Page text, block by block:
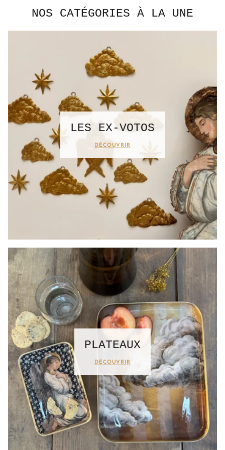
NOS CATÉGORIES À LA UNE
LES EX-VOTOS
DÉCOUVRIR
PLATEAUX
DÉCOUVRIR